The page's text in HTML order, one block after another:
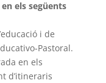
els següents
i de
Pastoral.
en els
d’itineraris